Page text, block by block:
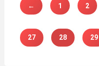
← 1 2
27 28 29